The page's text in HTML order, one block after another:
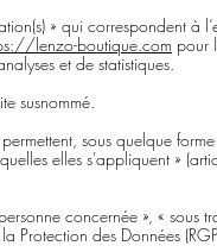
» qui correspondent à
lenzo-boutique.com pour
et de statistiques.
susnommé.
sous quelque
elles s'appliquent »
concernée », « sous
Protection des Données